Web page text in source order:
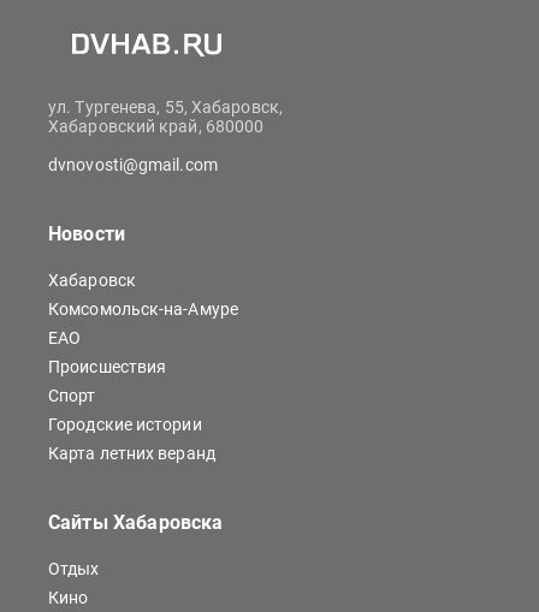
ул. Тургенева, 55, Хабаровск,
Хабаровский край, 680000
dvnovosti@gmail.com
Новости
Хабаровск
Комсомольск-на-Амуре
ЕАО
Происшествия
Спорт
Городские истории
Карта летних веранд
Сайты Хабаровска
Отдых
Кино